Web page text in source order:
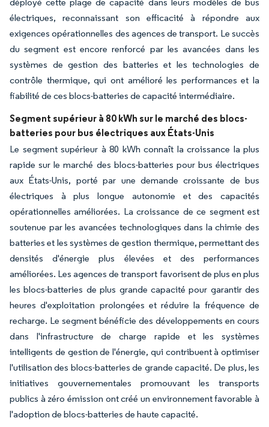
électriques, reconnaissant son efficacité à répondre aux
exigences opérationnelles des agences de transport. Le succès
du segment est encore renforcé par les avancées dans les
systèmes de gestion des batteries et les technologies de
contrôle thermique, qui ont amélioré les performances et la
fiabilité de ces blocs-batteries de capacité intermédiaire.
Segment supérieur à 80 kWh sur le marché des blocs-
batteries pour bus électriques aux États-Unis
Le segment supérieur à 80 kWh connaît la croissance la plus
rapide sur le marché des blocs-batteries pour bus électriques
aux États-Unis, porté par une demande croissante de bus
électriques à plus longue autonomie et des capacités
opérationnelles améliorées. La croissance de ce segment est
soutenue par les avancées technologiques dans la chimie des
batteries et les systèmes de gestion thermique, permettant des
densités d'énergie plus élevées et des performances
améliorées. Les agences de transport favorisent de plus en plus
les blocs-batteries de plus grande capacité pour garantir des
heures d'exploitation prolongées et réduire la fréquence de
recharge. Le segment bénéficie des développements en cours
dans l'infrastructure de charge rapide et les systèmes
intelligents de gestion de l'énergie, qui contribuent à optimiser
l'utilisation des blocs-batteries de grande capacité. De plus, les
initiatives gouvernementales promouvant les transports
publics à zéro émission ont créé un environnement favorable à
l'adoption de blocs-batteries de haute capacité.